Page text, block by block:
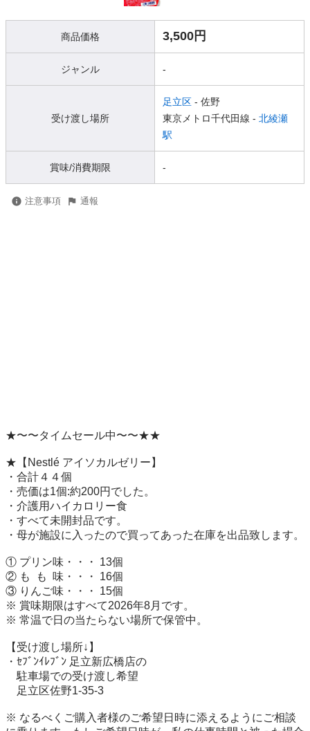
商品価格 3,500円
ジャンル -
受け渡し場所
足立区 - 佐野
東京メトロ千代田線 - 北綾瀬
駅
賞味/消費期限 -
注意事項 通報
★〜〜タイムセール中〜〜★★
★【Nestlé アイソカルゼリー】
・合計４４個
・売価は1個:約200円でした。
・介護用ハイカロリー食
・すべて未開封品です。
・母が施設に入ったので買ってあった在庫を出品致します。
① プリン味・・・ 13個
② も  も  味・・・ 16個
③ りんご味・・・ 15個
※ 賞味期限はすべて2026年8月です。
※ 常温で日の当たらない場所で保管中。
【受け渡し場所↓】
・ｾﾌﾞﾝｲﾚﾌﾞﾝ 足立新広橋店の
駐車場での受け渡し希望
足立区佐野1-35-3
※ なるべくご購入者様のご希望日時に添えるようにご相談